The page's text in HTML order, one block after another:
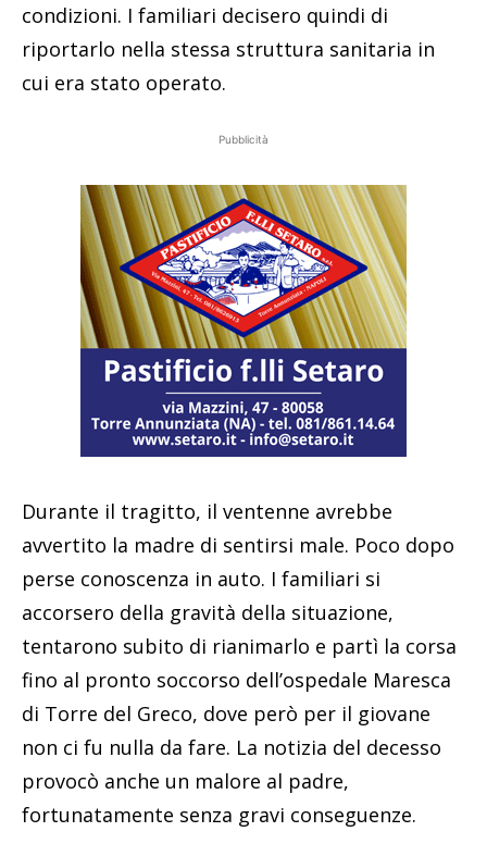
condizioni. I familiari decisero quindi di
riportarlo nella stessa struttura sanitaria in
cui era stato operato.
Pubblicità
Durante il tragitto, il ventenne avrebbe
avvertito la madre di sentirsi male. Poco dopo
perse conoscenza in auto. I familiari si
accorsero della gravità della situazione,
tentarono subito di rianimarlo e partì la corsa
fino al pronto soccorso dell’ospedale Maresca
di Torre del Greco, dove però per il giovane
non ci fu nulla da fare. La notizia del decesso
provocò anche un malore al padre,
fortunatamente senza gravi conseguenze.